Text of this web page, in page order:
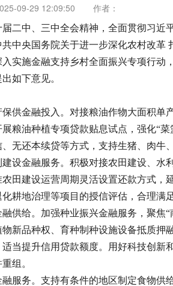
09-29 12:09:50 作者：
二中、三中全会精神，全面贯彻习
中央国务院关于进一步深化农村改
实施金融支持乡村全面振兴专项行
如下意见。
保供金融投入。对接粮油作物大面积
粮油种植专项贷款贴息试点，强化“
无还本续贷等方式，支持生猪、肉牛
建设金融服务。积极对接农田建设、
田建设运营周期灵活设置还款方式，
耕地治理等项目的授信评估，合理满
融供给。加强种业振兴金融服务，聚
新品种权、育种制种设施设备抵质
当提升信用贷款额度。用好科技创
组。
融服务。支持有条件的地区制定食物